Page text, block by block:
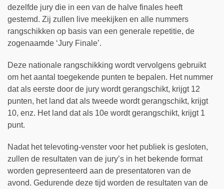
dezelfde jury die in een van de halve finales heeft
gestemd. Zij zullen live meekijken en alle nummers
rangschikken op basis van een generale repetitie, de
zogenaamde ‘Jury Finale’.
Deze nationale rangschikking wordt vervolgens gebruikt
om het aantal toegekende punten te bepalen. Het nummer
dat als eerste door de jury wordt gerangschikt, krijgt 12
punten, het land dat als tweede wordt gerangschikt, krijgt
10, enz. Het land dat als 10e wordt gerangschikt, krijgt 1
punt.
Nadat het televoting-venster voor het publiek is gesloten,
zullen de resultaten van de jury’s in het bekende format
worden gepresenteerd aan de presentatoren van de
avond. Gedurende deze tijd worden de resultaten van de